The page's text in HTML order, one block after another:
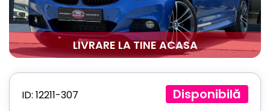
LIVRARE LA TINE ACASA
ID: 12211-307 Disponibilă